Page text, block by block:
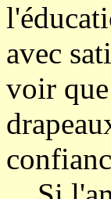
avec
voir